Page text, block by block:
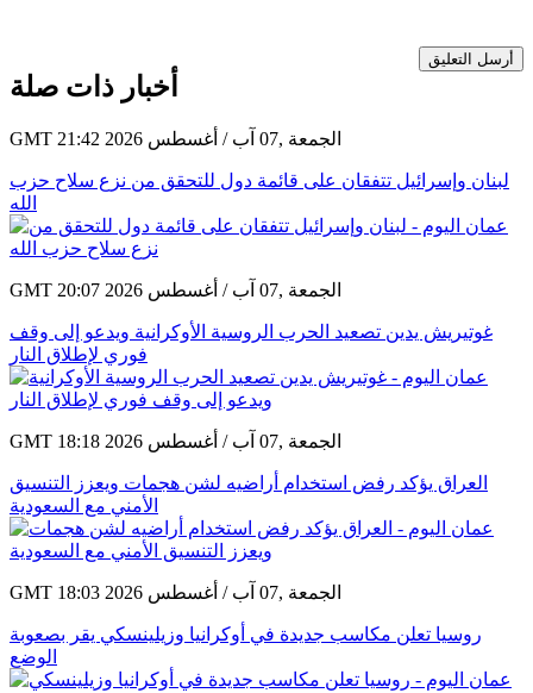
أرسل التعليق
أخبار ذات صلة
GMT 21:42 2026 الجمعة ,07 آب / أغسطس
لبنان وإسرائيل تتفقان على قائمة دول للتحقق من نزع سلاح حزب
الله
GMT 20:07 2026 الجمعة ,07 آب / أغسطس
غوتيريش يدين تصعيد الحرب الروسية الأوكرانية ويدعو إلى وقف
فوري لإطلاق النار
GMT 18:18 2026 الجمعة ,07 آب / أغسطس
العراق يؤكد رفض استخدام أراضيه لشن هجمات ويعزز التنسيق
الأمني مع السعودية
GMT 18:03 2026 الجمعة ,07 آب / أغسطس
روسيا تعلن مكاسب جديدة في أوكرانيا وزيلينسكي يقر بصعوبة
الوضع